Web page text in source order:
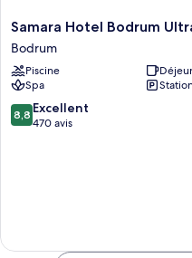
Samara
Hotel
Bodrum
Ultra
All
Inclusive
Bodrum
Samara Hotel Bodrum
Bodrum
Piscine
Spa
8.8
sur
8,8 Excellent
470 avis